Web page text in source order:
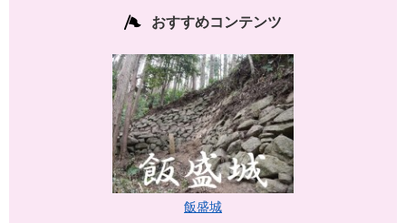
おすすめコンテンツ
飯盛城